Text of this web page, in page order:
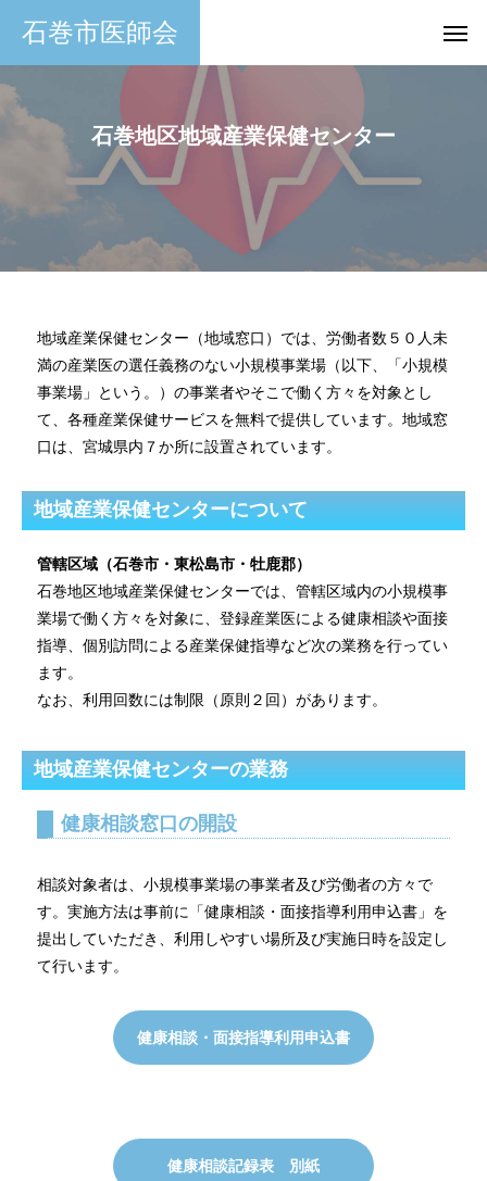
石巻市医師会
石巻地区地域産業保健センター
地域産業保健センター（地域窓口）では、労働者数５０人未
満の産業医の選任義務のない小規模事業場（以下、「小規模
事業場」という。）の事業者やそこで働く方々を対象とし
て、各種産業保健サービスを無料で提供しています。地域窓
口は、宮城県内７か所に設置されています。
地域産業保健センターについて
管轄区域（石巻市・東松島市・牡鹿郡）
石巻地区地域産業保健センターでは、管轄区域内の小規模事
業場で働く方々を対象に、登録産業医による健康相談や面接
指導、個別訪問による産業保健指導など次の業務を行ってい
ます。
なお、利用回数には制限（原則２回）があります。
地域産業保健センターの業務
健康相談窓口の開設
相談対象者は、小規模事業場の事業者及び労働者の方々で
す。実施方法は事前に「健康相談・面接指導利用申込書」を
提出していただき、利用しやすい場所及び実施日時を設定し
て行います。
健康相談・面接指導利用申込書
健康相談記録表 別紙